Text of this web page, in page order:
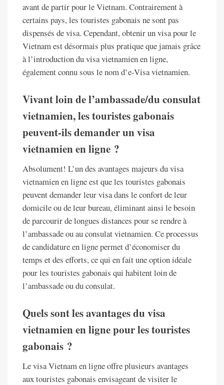
avant de partir pour le Vietnam. Contrairement à
certains pays, les touristes gabonais ne sont pas
dispensés de visa. Cependant, obtenir un visa pour le
Vietnam est désormais plus pratique que jamais grâce
à l’introduction du visa vietnamien en ligne,
également connu sous le nom d’e-Visa vietnamien.
Vivant loin de l’ambassade/du consulat
vietnamien, les touristes gabonais
peuvent-ils demander un visa
vietnamien en ligne ?
Absolument! L’un des avantages majeurs du visa
vietnamien en ligne est que les touristes gabonais
peuvent demander leur visa dans le confort de leur
domicile ou de leur bureau, éliminant ainsi le besoin
de parcourir de longues distances pour se rendre à
l’ambassade ou au consulat vietnamien. Ce processus
de candidature en ligne permet d’économiser du
temps et des efforts, ce qui en fait une option idéale
pour les touristes gabonais qui habitent loin de
l’ambassade ou du consulat.
Quels sont les avantages du visa
vietnamien en ligne pour les touristes
gabonais ?
Le visa Vietnam en ligne offre plusieurs avantages
aux touristes gabonais envisageant de visiter le